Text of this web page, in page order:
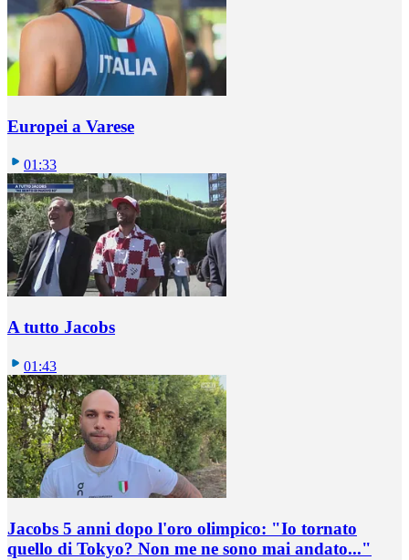
Europei a Varese
01:33
A tutto Jacobs
01:43
Jacobs 5 anni dopo l'oro olimpico: "Io tornato
quello di Tokyo? Non me ne sono mai andato..."